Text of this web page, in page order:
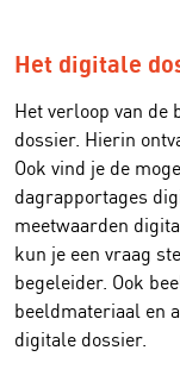
Het digitale
Het verloop van de
dossier. Hierin
Ook vind je de
dagrapportages
meetwaarden
kun je een vraag
begeleider. Ook
beeldmateriaal en
digitale dossier.